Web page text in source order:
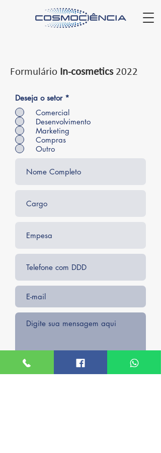
Formulário In-cosmetics 2022
Deseja o setor *
Comercial
Desenvolvimento
Marketing
Compras
Outro